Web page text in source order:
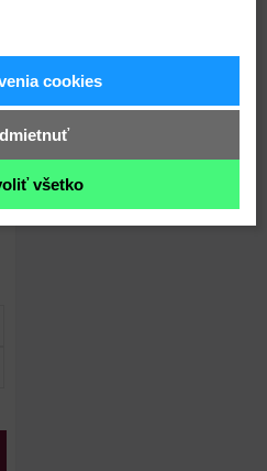
cookies
všetko